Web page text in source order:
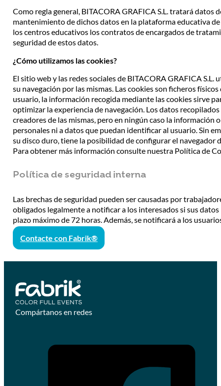
Como regla general, BITACORA GRAFICA S.L. tratará datos
mantenimiento de dichos datos en la plataforma educativa
los centros educativos los contratos de encargados de
seguridad de estos datos.
¿Cómo utilizamos las cookies?
El sitio web y las redes sociales de BITACORA GRAFICA
su navegación por las mismas. Las cookies son ficheros
usuario, la información recogida mediante las cookies sirve
optimizar la experiencia de navegación. Los datos
creadores de las mismas, pero en ningún caso la información
personales ni a datos que puedan identificar al usuario. Sin
su disco duro, tiene la posibilidad de configurar el navegador
Para obtener más información consulte nuestra Política de
Política de seguridad interna
Las brechas de seguridad pueden ser causadas por
obligados legalmente a notificar a los interesados si sus
plazo máximo de 72 horas. Además, se notificará a los
Contacte con Fabrik®
Compártanos en redes